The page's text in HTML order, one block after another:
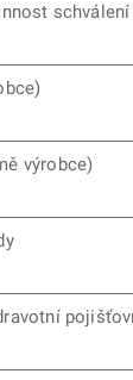
výrobce)